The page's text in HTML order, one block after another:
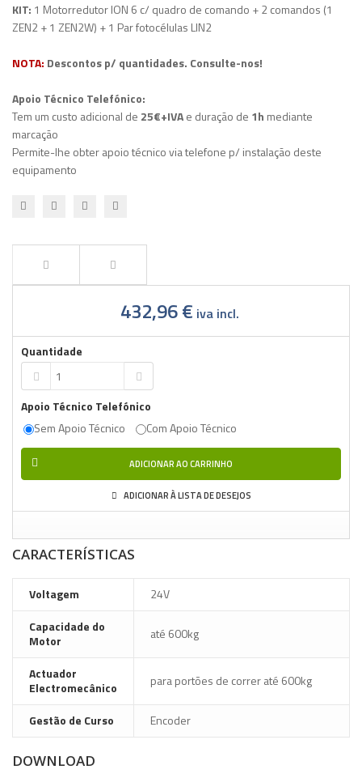
KIT: 1 Motorredutor ION 6 c/ quadro de comando + 2 comandos (1
ZEN2 + 1 ZEN2W) + 1 Par fotocélulas LIN2
NOTA: Descontos p/ quantidades. Consulte-nos!
Apoio Técnico Telefónico:
Tem um custo adicional de 25€+IVAe duração de 1h mediante
marcação
Permite-lhe obter apoio técnico via telefone p/ instalação deste
equipamento
432,96 € iva incl.
Quantidade
Apoio Técnico Telefónico
Sem Apoio Técnico
Com Apoio Técnico
ADICIONAR AO CARRINHO
ADICIONAR À LISTA DE DESEJOS
CARACTERÍSTICAS
Voltagem
24V
Capacidade do
Motor
até 600kg
Actuador
Electromecânico
para portões de correr até 600kg
Gestão de Curso Encoder
DOWNLOAD